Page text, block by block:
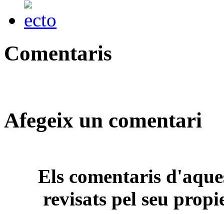
Comentaris
Afegeix un comentari
Els comentaris
revisats pel seu